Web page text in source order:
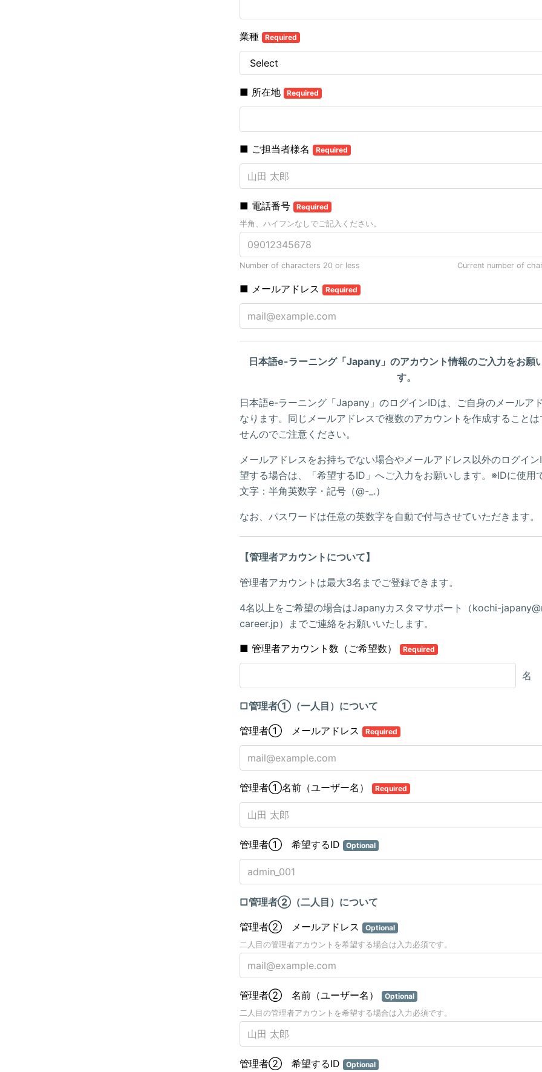
業種 Required
■ 所在地 Required
■ ご担当者様名 Required
■ 電話番号 Required
半角、ハイフンなしでご記入ください。
Number of characters 20 or less Current number of
■ メールアドレス Required
日本語e-ラーニング「Japany」のアカウント情報のご入力をお願
す。
日本語e-ラーニング「Japany」のログインIDは、ご自身のメールア
なります。同じメールアドレスで複数のアカウントを作成することは
せんのでご注意ください。
メールアドレスをお持ちでない場合やメールアドレス以外のログイ
望する場合は、「希望するID」へご入力をお願いします。※IDに使用
文字：半角英数字・記号（@-_.）
なお、パスワードは任意の英数字を自動で付与させていただきます。
【管理者アカウントについて】
管理者アカウントは最大3名までご登録できます。
4名以上をご希望の場合はJapanyカスタマサポート（kochi-
career.jp）までご連絡をお願いいたします。
■ 管理者アカウント数（ご希望数） Required
名
□管理者①（一人目）について
管理者① メールアドレス Required
管理者①名前（ユーザー名） Required
管理者① 希望するID Optional
□管理者②（二人目）について
管理者② メールアドレス Optional
二人目の管理者アカウントを希望する場合は入力必須です。
管理者② 名前（ユーザー名） Optional
二人目の管理者アカウントを希望する場合は入力必須です。
管理者② 希望するID Optional